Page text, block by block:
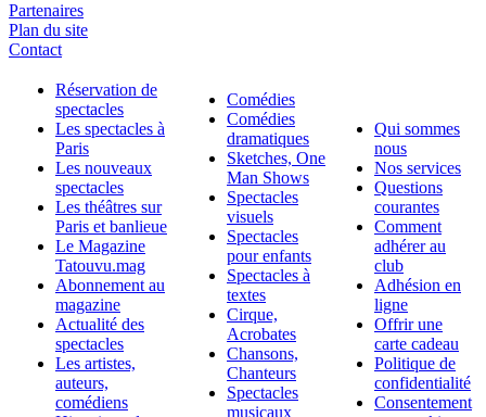
Partenaires
Plan du site
Contact
Réservation de
spectacles
Les spectacles à
Paris
Les nouveaux
spectacles
Les théâtres sur
Paris et banlieue
Le Magazine
Tatouvu.mag
Abonnement au
magazine
Actualité des
spectacles
Les artistes,
auteurs,
comédiens
Comédies
Comédies
dramatiques
Sketches, One
Man Shows
Spectacles
visuels
Spectacles
pour enfants
Spectacles à
textes
Cirque,
Acrobates
Chansons,
Chanteurs
Spectacles
musicaux
Qui sommes
nous
Nos services
Questions
courantes
Comment
adhérer au
club
Adhésion en
ligne
Offrir une
carte cadeau
Politique de
confidentialité
Consentement